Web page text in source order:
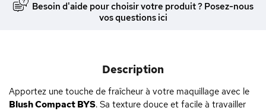
Besoin d'aide pour choisir votre produit ? Posez-nous
vos questions ici
Description
Apportez une touche de fraîcheur à votre maquillage avec le
Blush Compact BYS. Sa texture douce et facile à travailler